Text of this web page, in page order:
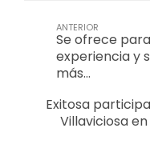
ANTERIOR
Se ofrece
experiencia y
más…
Exitosa
Villaviciosa